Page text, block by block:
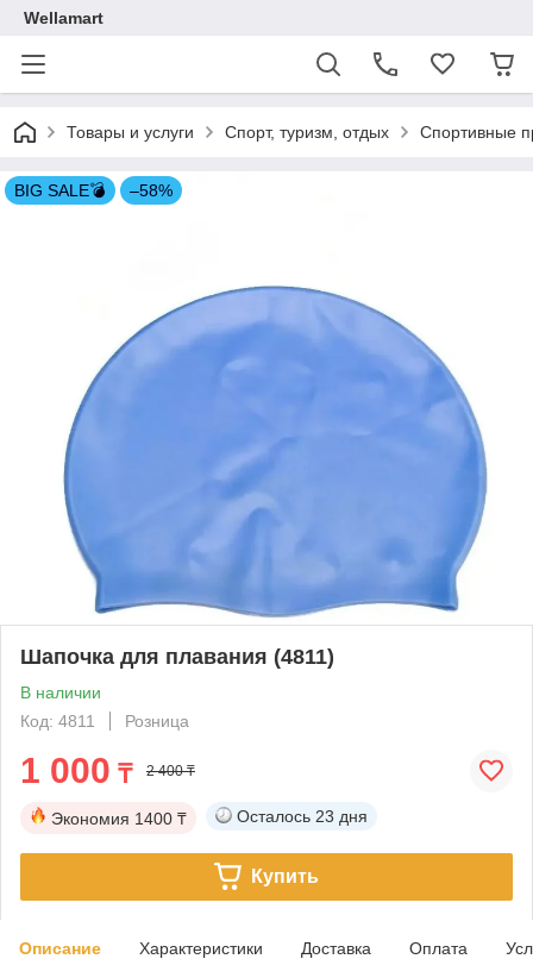
Wellamart
Товары и услуги Спорт, туризм, отдых Спортивные
BIG SALE💣 –58%
Шапочка для плавания (4811)
В наличии
Код: 4811
Розница
1 000 ₸ 2 400 ₸
Экономия 1400 ₸ Осталось 23 дня
Купить
Описание Характеристики Доставка Оплата